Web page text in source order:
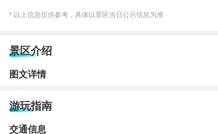
* 以上信息仅供参考，具体以景区当日公示信息为准
景区介绍
图文详情
游玩指南
交通信息